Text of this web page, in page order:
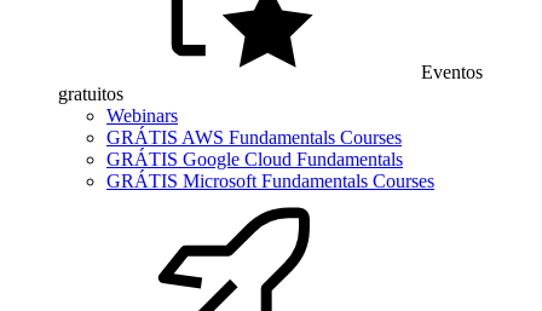
Eventos
gratuitos
Webinars
GRÁTIS AWS Fundamentals Courses
GRÁTIS Google Cloud Fundamentals
GRÁTIS Microsoft Fundamentals Courses